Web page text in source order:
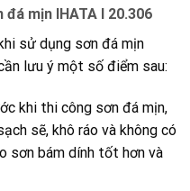
mịn IHATA I 20.306
sử dụng sơn đá mịn
lưu ý một số điểm sau:
khi thi công sơn đá mịn,
sẽ, khô ráo và không có
sơn bám dính tốt hơn và